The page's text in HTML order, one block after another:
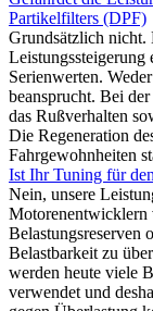
Partikelfilters (DPF)
Grundsätzlich nicht.
Leistungssteigerung
Serienwerten.
beansprucht. Bei
das Rußverhalten
Die Regeneration
Fahrgewohnheiten
Ist Ihr Tuning für
Nein, unsere
Motorenentwicklern
Belastungsreserven
Belastbarkeit zu
werden heute viele
verwendet und